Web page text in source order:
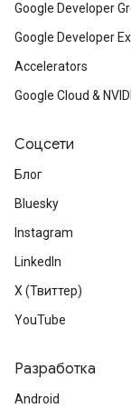
Google Developer
Google Developer
Accelerators
Google Cloud &
Соцсети
Блог
Bluesky
Instagram
LinkedIn
X (Твиттер)
YouTube
Разработка
Android